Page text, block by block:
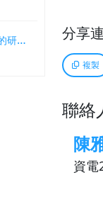
周兆龍及郭崇韋老師指導的研究團隊獲DLT2026最佳論文獎 分享
複製
聯絡
陳
資電